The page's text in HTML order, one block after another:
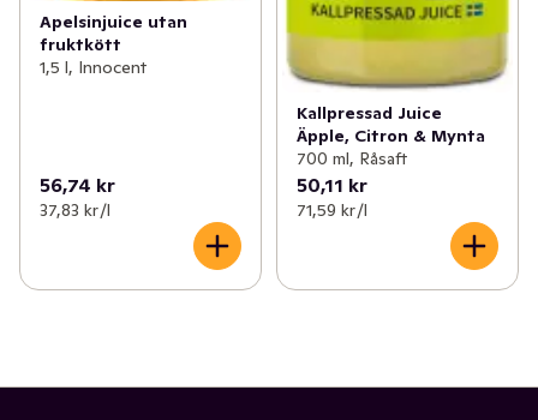
Apelsinjuice utan
fruktkött
1,5 l, Innocent
56,74 kr
37,83 kr /l
Kallpressad Juice
Äpple, Citron & Mynta
700 ml, Råsaft
50,11 kr
71,59 kr /l